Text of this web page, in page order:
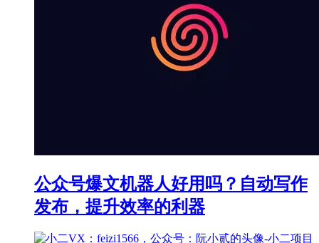
公众号爆文机器人好用吗？自动写作
发布，提升效率的利器